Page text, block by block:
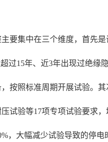
要集中在三个维度，首先
过15年、近3年出现过绝缘
按照标准周期开展试验。
试验等17项专项试验要求
，大幅减少试验导致的停